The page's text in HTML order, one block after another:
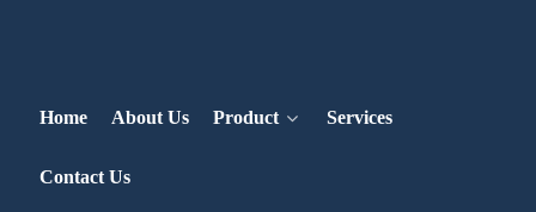
Home About Us Product Services
Contact Us